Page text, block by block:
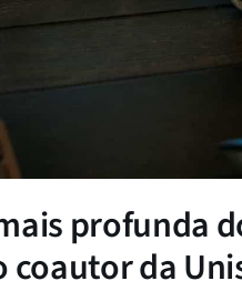
profunda
coautor da